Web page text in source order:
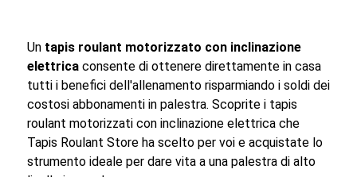
Un tapis roulant motorizzato con inclinazione
elettrica consente di ottenere direttamente in casa
tutti i benefici dell'allenamento risparmiando i soldi dei
costosi abbonamenti in palestra. Scoprite i tapis
roulant motorizzati con inclinazione elettrica che
Tapis Roulant Store ha scelto per voi e acquistate lo
strumento ideale per dare vita a una palestra di alto